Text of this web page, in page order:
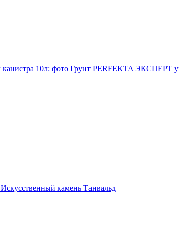
Грунт PERFEKTA ЭКСПЕРТ
Искусственный камень Танвальд